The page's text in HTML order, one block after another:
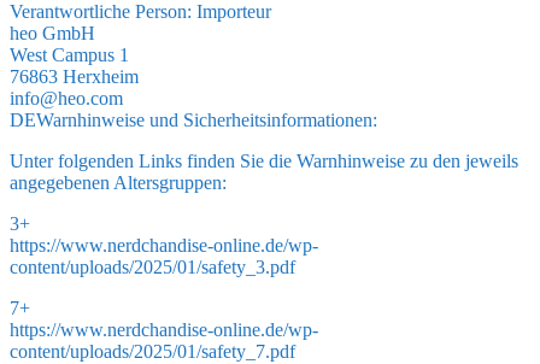
Verantwortliche Person: Importeur
heo GmbH
West Campus 1
76863 Herxheim
info@heo.com
DEWarnhinweise und Sicherheitsinformationen:
Unter folgenden Links finden Sie die Warnhinweise zu den jeweils
angegebenen Altersgruppen:
3+
https://www.nerdchandise-online.de/wp-
content/uploads/2025/01/safety_3.pdf
7+
https://www.nerdchandise-online.de/wp-
content/uploads/2025/01/safety_7.pdf